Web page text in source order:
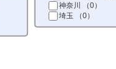
神奈川
（0）
埼玉 （0）